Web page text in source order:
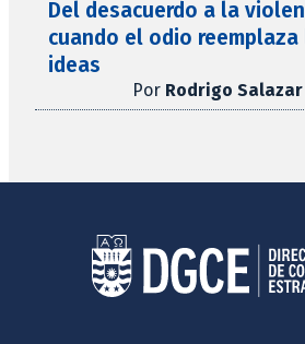
Del desacuerdo a la
cuando el odio reemplaza
ideas
Por Rodrigo Salazar